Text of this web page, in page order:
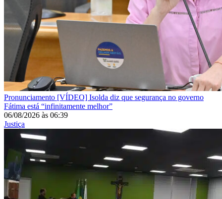
Pronunciamento [VÍDEO] Isolda diz que segurança no governo
Fátima está “infinitamente melhor”
06/08/2026 às 06:39
Justiça